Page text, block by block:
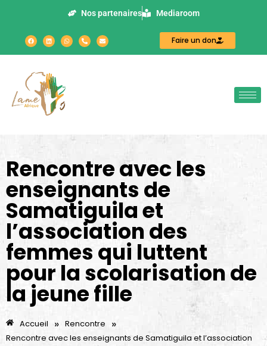
Nos partenaires Mediaroom
Faire un don
Rencontre avec les
enseignants de
Samatiguila et
l’association des
femmes qui luttent
pour la scolarisation de
la jeune fille
Accueil » Rencontre »
Rencontre avec les enseignants de Samatiguila et l’association